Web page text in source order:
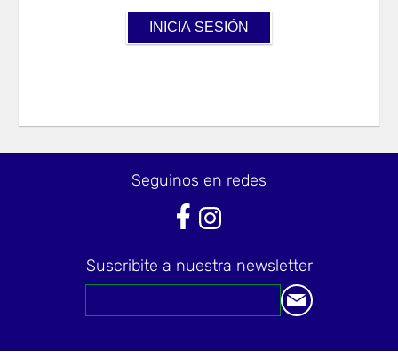
Seguinos en redes
Suscribite a nuestra newsletter